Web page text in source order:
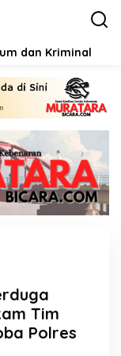
dan Kriminal
Tim
Polres